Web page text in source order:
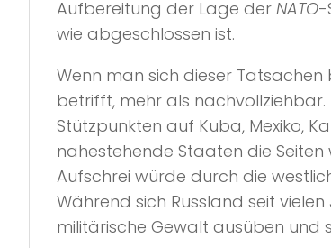
Aufbereitung der Lage der NATO-
wie abgeschlossen ist.
Wenn man sich dieser Tatsachen
betrifft, mehr als nachvollziehbar.
Stützpunkten auf Kuba, Mexiko,
nahestehende Staaten die Seiten
Aufschrei würde durch die
Während sich Russland seit
militärische Gewalt ausüben und